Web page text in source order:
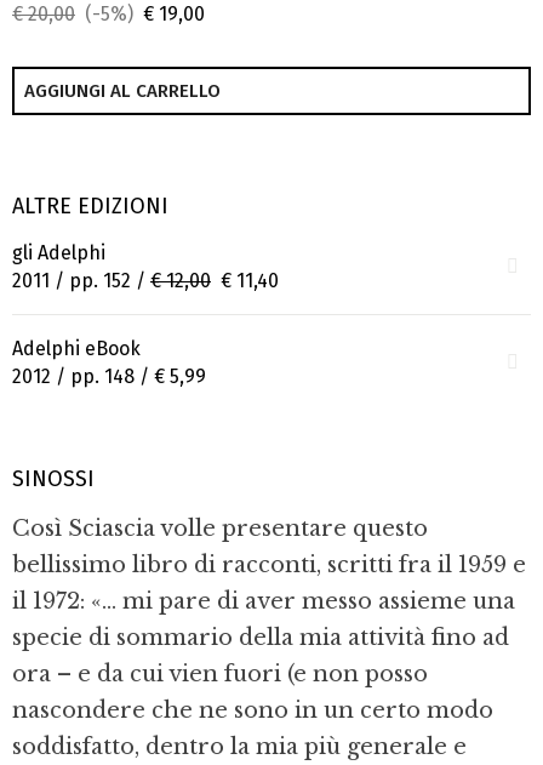
€ 20,00 (-5%) € 19,00
AGGIUNGI AL CARRELLO
ALTRE EDIZIONI
gli Adelphi
2011 / pp. 152 / € 12,00 € 11,40
Adelphi eBook
2012 / pp. 148 / € 5,99
SINOSSI
Così Sciascia volle presentare questo
bellissimo libro di racconti, scritti fra il 1959 e
il 1972: «... mi pare di aver messo assieme una
specie di sommario della mia attività fino ad
ora – e da cui vien fuori (e non posso
nascondere che ne sono in un certo modo
soddisfatto, dentro la mia più generale e